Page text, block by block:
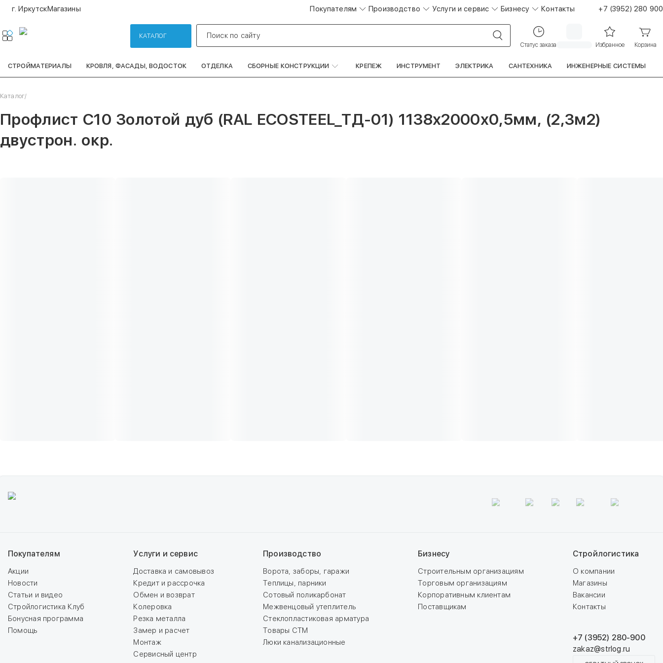
г. ИркутскМагазины Покупателям Производство Услуги и сервис Бизнесу Контакты +7 (3952) 280 900
КАТАЛОГ Поиск по сайту
Статус заказа Избранное Корзина
СТРОЙМАТЕРИАЛЫ КРОВЛЯ, ФАСАДЫ, ВОДОСТОК ОТДЕЛКА СБОРНЫЕ КОНСТРУКЦИИ КРЕПЕЖ ИНСТРУМЕНТ ЭЛЕКТРИКА САНТЕХНИКА ИНЖЕНЕРНЫЕ СИСТЕМЫ
Каталог/
Профлист С10 Золотой дуб (RAL ECOSTEEL_TД-01) 1138х2000х0,5мм, (2,3м2)
двустрон. окр.
Покупателям
Акции
Новости
Статьи и видео
Стройлогистика Клуб
Бонусная программа
Помощь
Услуги и сервис
Доставка и самовывоз
Кредит и рассрочка
Обмен и возврат
Колеровка
Резка металла
Замер и расчет
Монтаж
Сервисный центр
Производство
Ворота, заборы, гаражи
Теплицы, парники
Сотовый поликарбонат
Межвенцовый утеплитель
Стеклопластиковая арматура
Товары СТМ
Люки канализационные
Бизнесу
Строительным организациям
Торговым организациям
Корпоративным клиентам
Поставщикам
Стройлогистика
О компании
Магазины
Вакансии
Контакты
+7 (3952) 280-900
zakaz@strlog.ru